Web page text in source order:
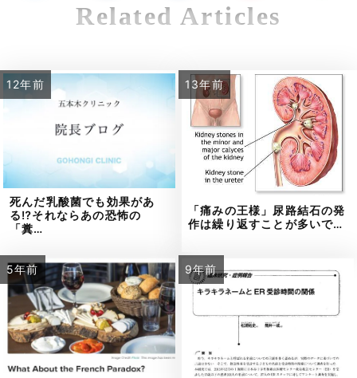
Related Articles
12年前
死んだ乳酸菌でも効果があ
る⁉それならあの恐怖の
「糞…
13年前
「痛みの王様」尿路結石の発
作は繰り返すことが多いで…
5年前 9年前